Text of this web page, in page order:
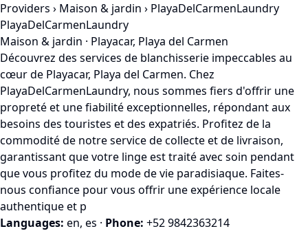
Providers › Maison & jardin › PlayaDelCarmenLaundry
PlayaDelCarmenLaundry
Maison & jardin · Playacar, Playa del Carmen
Découvrez des services de blanchisserie impeccables au
cœur de Playacar, Playa del Carmen. Chez
PlayaDelCarmenLaundry, nous sommes fiers d'offrir une
propreté et une fiabilité exceptionnelles, répondant aux
besoins des touristes et des expatriés. Profitez de la
commodité de notre service de collecte et de livraison,
garantissant que votre linge est traité avec soin pendant
que vous profitez du mode de vie paradisiaque. Faites-
nous confiance pour vous offrir une expérience locale
authentique et p
Languages: en, es · Phone: +52 9842363214